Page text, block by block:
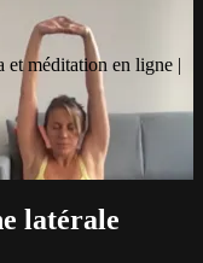
et méditation en ligne |
latérale